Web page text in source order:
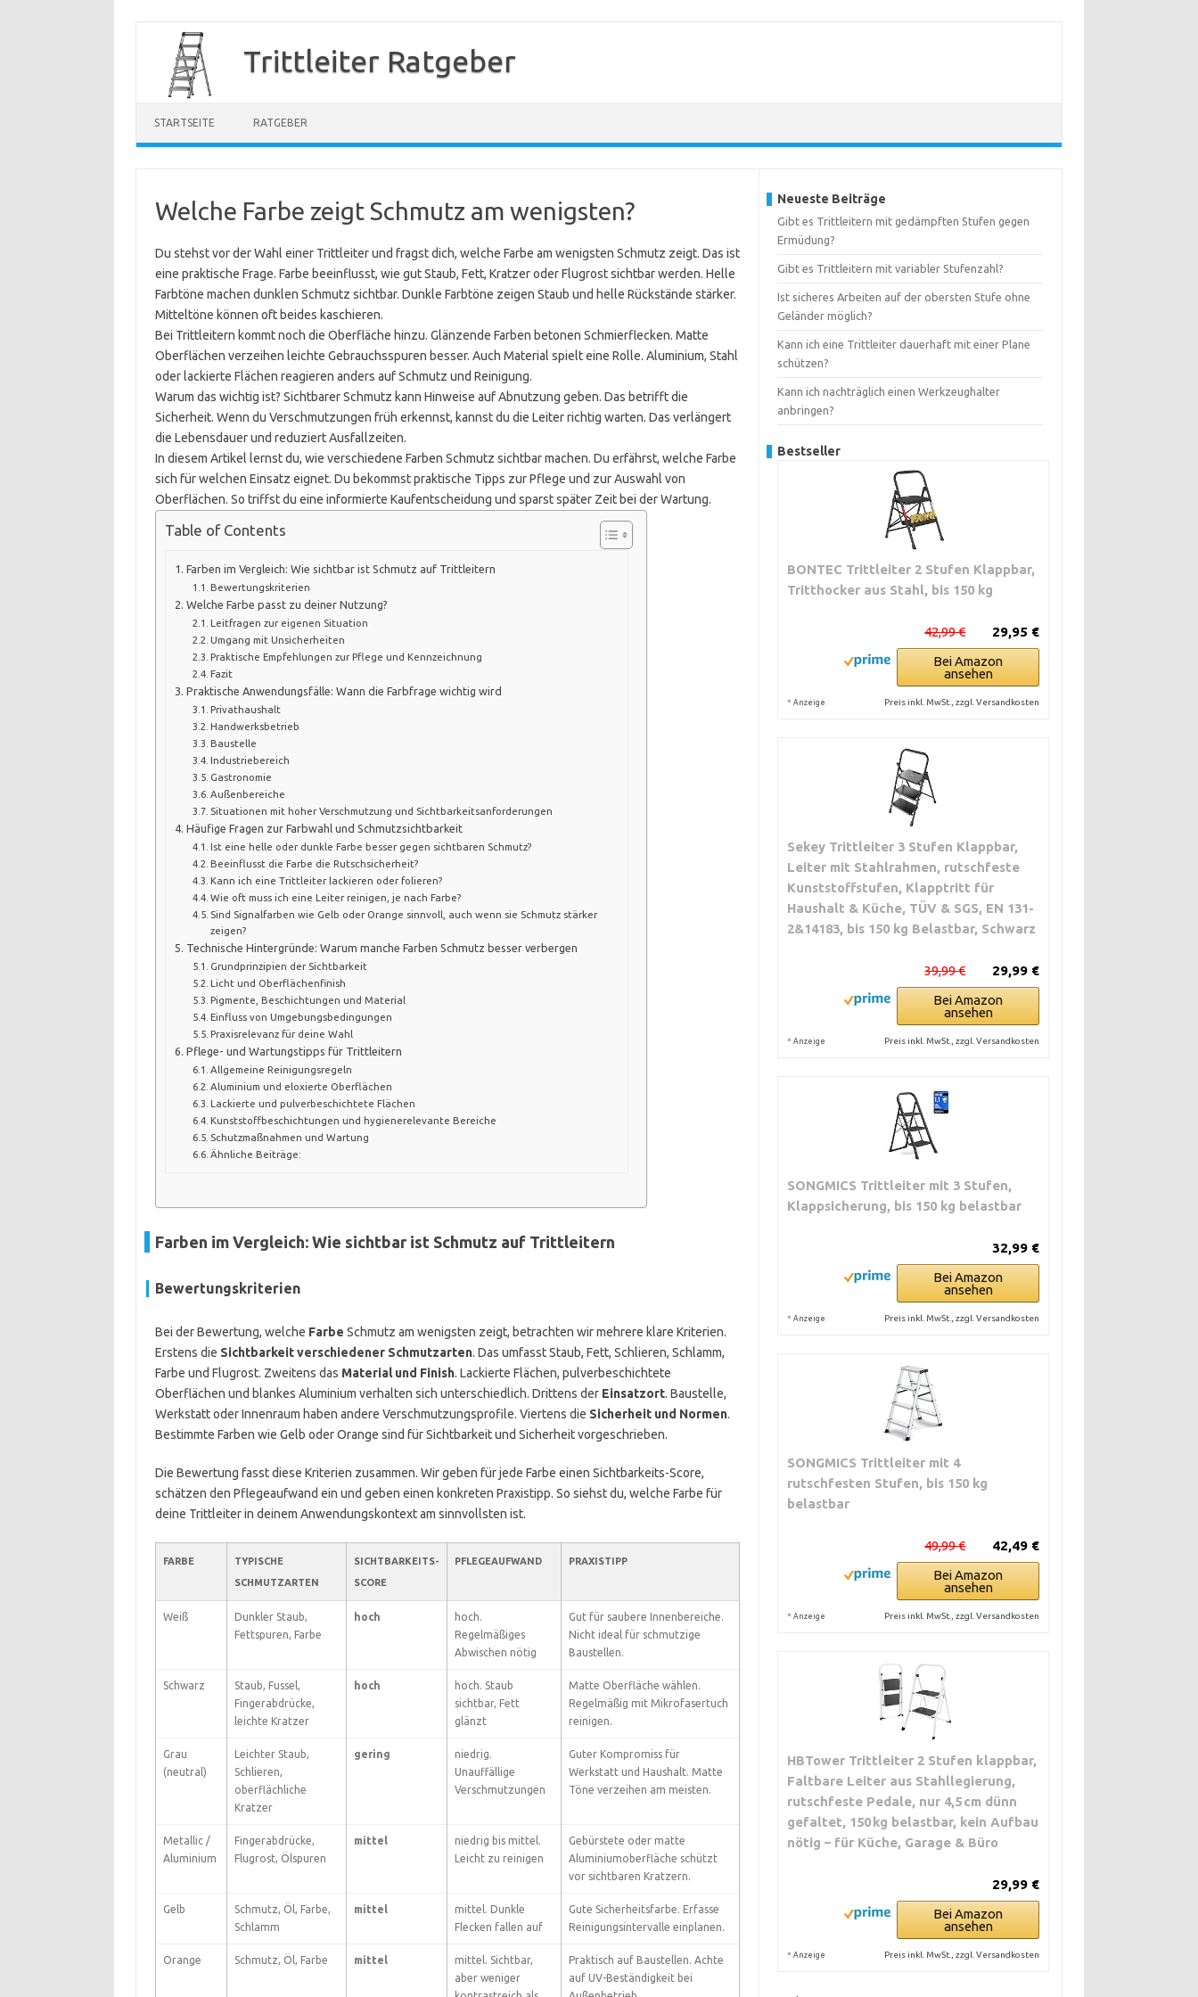
springen
Trittleiter Ratgeber
STARTSEITE RATGEBER
Welche Farbe zeigt Schmutz am wenigsten?
Du stehst vor der Wahl einer Trittleiter und fragst dich, welche Farbe am wenigsten Schmutz zeigt. Das ist
eine praktische Frage. Farbe beeinflusst, wie gut Staub, Fett, Kratzer oder Flugrost sichtbar werden. Helle
Farbtöne machen dunklen Schmutz sichtbar. Dunkle Farbtöne zeigen Staub und helle Rückstände stärker.
Mitteltöne können oft beides kaschieren.
Bei Trittleitern kommt noch die Oberfläche hinzu. Glänzende Farben betonen Schmierflecken. Matte
Oberflächen verzeihen leichte Gebrauchsspuren besser. Auch Material spielt eine Rolle. Aluminium, Stahl
oder lackierte Flächen reagieren anders auf Schmutz und Reinigung.
Warum das wichtig ist? Sichtbarer Schmutz kann Hinweise auf Abnutzung geben. Das betrifft die
Sicherheit. Wenn du Verschmutzungen früh erkennst, kannst du die Leiter richtig warten. Das verlängert
die Lebensdauer und reduziert Ausfallzeiten.
In diesem Artikel lernst du, wie verschiedene Farben Schmutz sichtbar machen. Du erfährst, welche Farbe
sich für welchen Einsatz eignet. Du bekommst praktische Tipps zur Pflege und zur Auswahl von
Oberflächen. So triffst du eine informierte Kaufentscheidung und sparst später Zeit bei der Wartung.
Table of Contents
Farben im Vergleich: Wie sichtbar ist Schmutz auf Trittleitern
Bewertungskriterien
Welche Farbe passt zu deiner Nutzung?
Leitfragen zur eigenen Situation
Umgang mit Unsicherheiten
Praktische Empfehlungen zur Pflege und Kennzeichnung
Fazit
Praktische Anwendungsfälle: Wann die Farbfrage wichtig wird
Privathaushalt
Handwerksbetrieb
Baustelle
Industriebereich
Gastronomie
Außenbereiche
Situationen mit hoher Verschmutzung und Sichtbarkeitsanforderungen
Häufige Fragen zur Farbwahl und Schmutzsichtbarkeit
Ist eine helle oder dunkle Farbe besser gegen sichtbaren Schmutz?
Beeinflusst die Farbe die Rutschsicherheit?
Kann ich eine Trittleiter lackieren oder folieren?
Wie oft muss ich eine Leiter reinigen, je nach Farbe?
Sind Signalfarben wie Gelb oder Orange sinnvoll, auch wenn sie Schmutz stärker
zeigen?
Technische Hintergründe: Warum manche Farben Schmutz besser verbergen
Grundprinzipien der Sichtbarkeit
Licht und Oberflächenfinish
Pigmente, Beschichtungen und Material
Einfluss von Umgebungsbedingungen
Praxisrelevanz für deine Wahl
Pflege- und Wartungstipps für Trittleitern
Allgemeine Reinigungsregeln
Aluminium und eloxierte Oberflächen
Lackierte und pulverbeschichtete Flächen
Kunststoffbeschichtungen und hygienerelevante Bereiche
Schutzmaßnahmen und Wartung
Ähnliche Beiträge:
Farben im Vergleich: Wie sichtbar ist Schmutz auf Trittleitern
Bewertungskriterien
Bei der Bewertung, welche Farbe Schmutz am wenigsten zeigt, betrachten wir mehrere klare Kriterien.
Erstens die Sichtbarkeit verschiedener Schmutzarten. Das umfasst Staub, Fett, Schlieren, Schlamm,
Farbe und Flugrost. Zweitens das Material und Finish. Lackierte Flächen, pulverbeschichtete
Oberflächen und blankes Aluminium verhalten sich unterschiedlich. Drittens der Einsatzort. Baustelle,
Werkstatt oder Innenraum haben andere Verschmutzungsprofile. Viertens die Sicherheit und Normen.
Bestimmte Farben wie Gelb oder Orange sind für Sichtbarkeit und Sicherheit vorgeschrieben.
Die Bewertung fasst diese Kriterien zusammen. Wir geben für jede Farbe einen Sichtbarkeits-Score,
schätzen den Pflegeaufwand ein und geben einen konkreten Praxistipp. So siehst du, welche Farbe für
deine Trittleiter in deinem Anwendungskontext am sinnvollsten ist.
FARBE
TYPISCHE
SCHMUTZARTEN
SICHTBARKEITS-
SCORE
PFLEGEAUFWAND PRAXISTIPP
Weiß
Dunkler Staub,
Fettspuren, Farbe
hoch
hoch.
Regelmäßiges
Abwischen nötig
Gut für saubere Innenbereiche.
Nicht ideal für schmutzige
Baustellen.
Schwarz
Staub, Fussel,
Fingerabdrücke,
leichte Kratzer
hoch
hoch. Staub
sichtbar, Fett
glänzt
Matte Oberfläche wählen.
Regelmäßig mit Mikrofasertuch
reinigen.
Grau
(neutral)
Leichter Staub,
Schlieren,
oberflächliche
Kratzer
gering
niedrig.
Unauffällige
Verschmutzungen
Guter Kompromiss für
Werkstatt und Haushalt. Matte
Töne verzeihen am meisten.
Metallic /
Aluminium
Fingerabdrücke,
Flugrost, Ölspuren
mittel
niedrig bis mittel.
Leicht zu reinigen
Gebürstete oder matte
Aluminiumoberfläche schützt
vor sichtbaren Kratzern.
Gelb
Schmutz, Öl, Farbe,
Schlamm
mittel
mittel. Dunkle
Flecken fallen auf
Gute Sicherheitsfarbe. Erfasse
Reinigungsintervalle einplanen.
Orange Schmutz, Öl, Farbe mittel
mittel. Sichtbar,
aber weniger
Praktisch auf Baustellen. Achte
auf UV-Beständigkeit bei
Neueste Beiträge
Gibt es Trittleitern mit gedämpften Stufen gegen
Ermüdung?
Gibt es Trittleitern mit variabler Stufenzahl?
Ist sicheres Arbeiten auf der obersten Stufe ohne
Geländer möglich?
Kann ich eine Trittleiter dauerhaft mit einer Plane
schützen?
Kann ich nachträglich einen Werkzeughalter
anbringen?
Bestseller
BONTEC Trittleiter 2 Stufen Klappbar,
Tritthocker aus Stahl, bis 150 kg
29,95 €
42,99 €
Bei Amazon
ansehen
* Anzeige Preis inkl. MwSt., zzgl. Versandkosten
Sekey Trittleiter 3 Stufen Klappbar,
Leiter mit Stahlrahmen, rutschfeste
Kunststoffstufen, Klapptritt für
Haushalt & Küche, TÜV & SGS, EN 131-
2&14183, bis 150 kg Belastbar, Schwarz
29,99 €
39,99 €
Bei Amazon
ansehen
* Anzeige Preis inkl. MwSt., zzgl. Versandkosten
SONGMICS Trittleiter mit 3 Stufen,
Klappsicherung, bis 150 kg belastbar
32,99 €
Bei Amazon
ansehen
* Anzeige Preis inkl. MwSt., zzgl. Versandkosten
SONGMICS Trittleiter mit 4
rutschfesten Stufen, bis 150 kg
belastbar
42,49 €
49,99 €
Bei Amazon
ansehen
* Anzeige Preis inkl. MwSt., zzgl. Versandkosten
HBTower Trittleiter 2 Stufen klappbar,
Faltbare Leiter aus Stahllegierung,
rutschfeste Pedale, nur 4,5 cm dünn
gefaltet, 150 kg belastbar, kein Aufbau
nötig – für Küche, Garage & Büro
29,99 €
Bei Amazon
ansehen
* Anzeige Preis inkl. MwSt., zzgl. Versandkosten